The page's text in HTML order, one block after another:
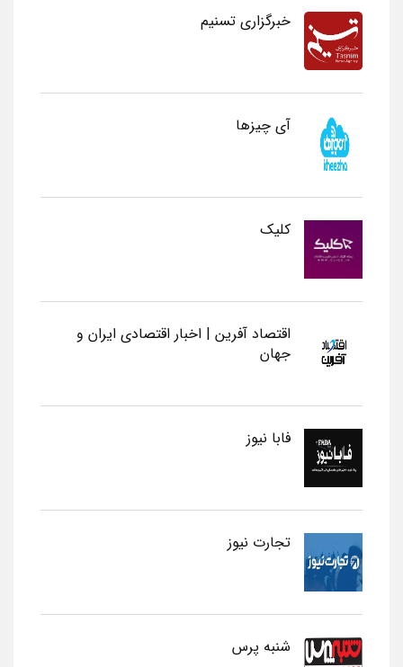
خبرگزاری تسنیم
آی چیزها
کلیک
اقتصاد آفرین | اخبار اقتصادی ایران و
جهان
فابا نیوز
تجارت نیوز
شنبه پرس